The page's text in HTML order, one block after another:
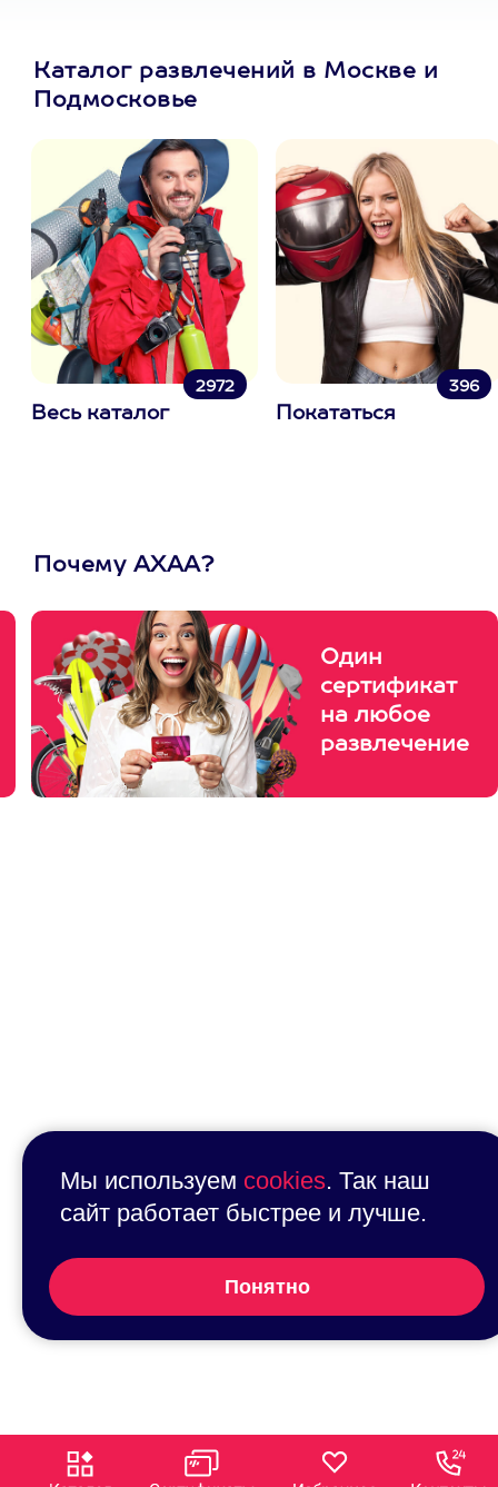
Каталог развлечений в Москве и
Подмосковье
2972
Весь каталог
396
Покататься
Почему АХАА?
Один
сертификат
на любое
развлечение
Мы используем cookies. Так наш
сайт работает быстрее и лучше.
Понятно